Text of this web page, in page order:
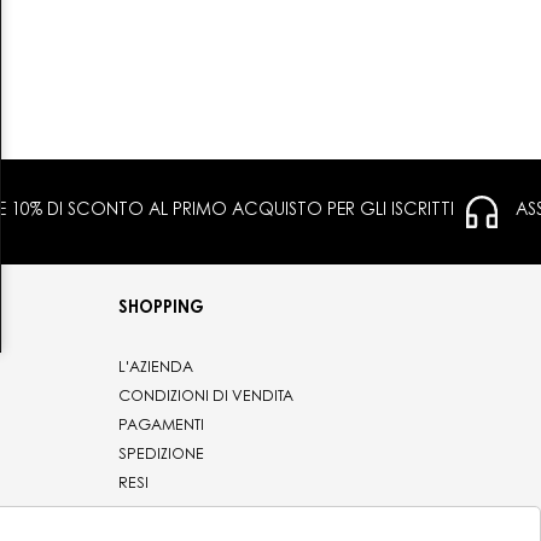
E 10% DI SCONTO AL PRIMO ACQUISTO PER GLI ISCRITTI
SHOPPING
L'AZIENDA
CONDIZIONI DI VENDITA
PAGAMENTI
SPEDIZIONE
RESI